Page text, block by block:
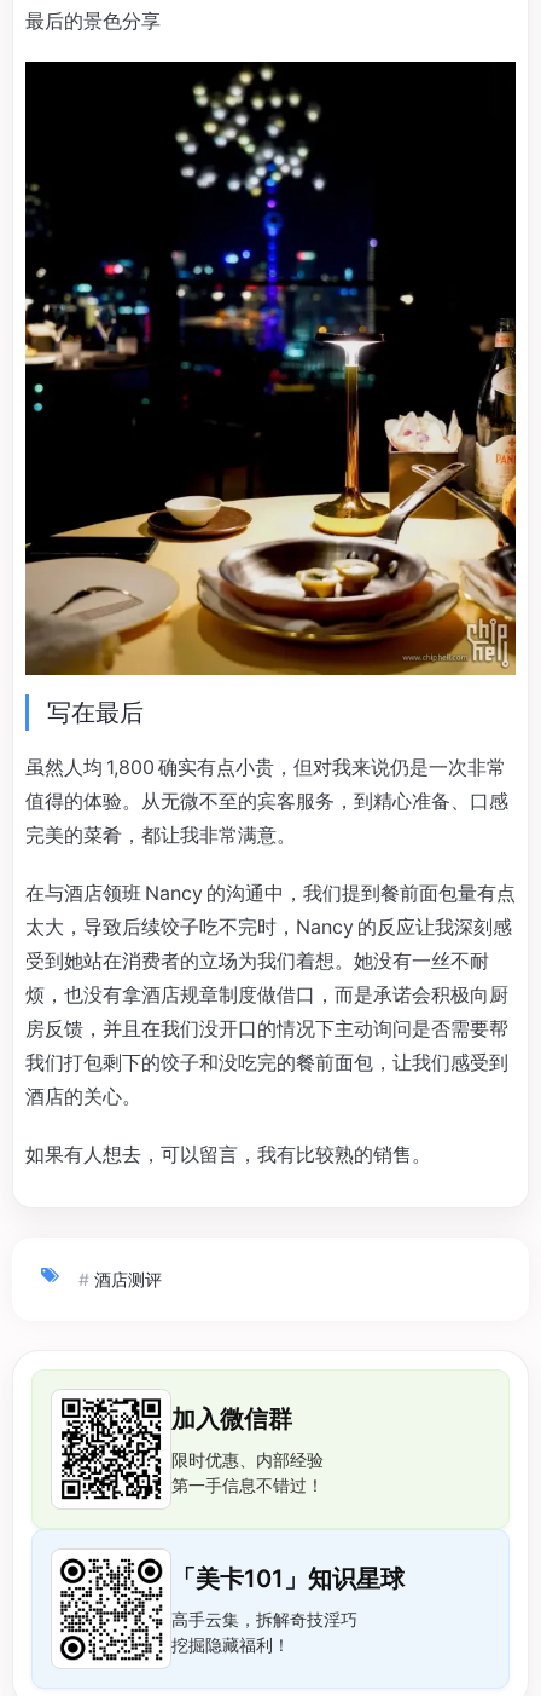
最后的景色分享
写在最后
虽然人均 1,800 确实有点小贵，但对我来说仍是一次非常
值得的体验。从无微不至的宾客服务，到精心准备、口感
完美的菜肴，都让我非常满意。
在与酒店领班 Nancy 的沟通中，我们提到餐前面包量有点
太大，导致后续饺子吃不完时，Nancy 的反应让我深刻感
受到她站在消费者的立场为我们着想。她没有一丝不耐
烦，也没有拿酒店规章制度做借口，而是承诺会积极向厨
房反馈，并且在我们没开口的情况下主动询问是否需要帮
我们打包剩下的饺子和没吃完的餐前面包，让我们感受到
酒店的关心。
如果有人想去，可以留言，我有比较熟的销售。
# 酒店测评
加入微信群
限时优惠、内部经验
第一手信息不错过！
「美卡101」知识星球
高手云集，拆解奇技淫巧
挖掘隐藏福利！